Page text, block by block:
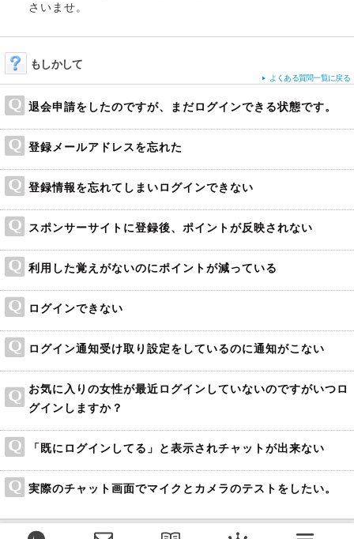
さいませ。
もしかして
よくある質問一覧に戻る
退会申請をしたのですが、まだログインできる状態です。
登録メールアドレスを忘れた
登録情報を忘れてしまいログインできない
スポンサーサイトに登録後、ポイントが反映されない
利用した覚えがないのにポイントが減っている
ログインできない
ログイン通知受け取り設定をしているのに通知がこない
お気に入りの女性が最近ログインしていないのですがいつロ
グインしますか？
「既にログインしてる」と表示されチャットが出来ない
実際のチャット画面でマイクとカメラのテストをしたい。